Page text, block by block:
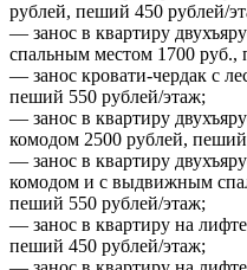
рублей, пеший 450 рублей/
— занос в квартиру
спальным местом 1700 руб.,
— занос кровати-чердак с
пеший 550 рублей/этаж;
— занос в квартиру
комодом 2500 рублей,
— занос в квартиру
комодом и с выдвижным
пеший 550 рублей/этаж;
— занос в квартиру на
пеший 450 рублей/этаж;